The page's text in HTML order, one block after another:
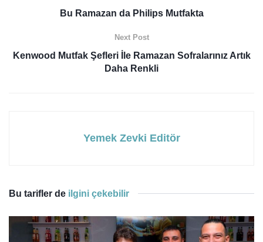
Bu Ramazan da Philips Mutfakta
Next Post
Kenwood Mutfak Şefleri İle Ramazan Sofralarınız Artık
Daha Renkli
Yemek Zevki Editör
Bu tarifler de ilgini çekebilir